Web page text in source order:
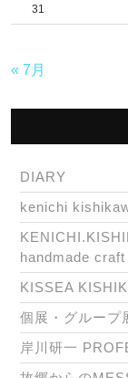
31
« 7月
DIARY
kenichi
handmade
KISSEA
個展・グループ
岸川研一